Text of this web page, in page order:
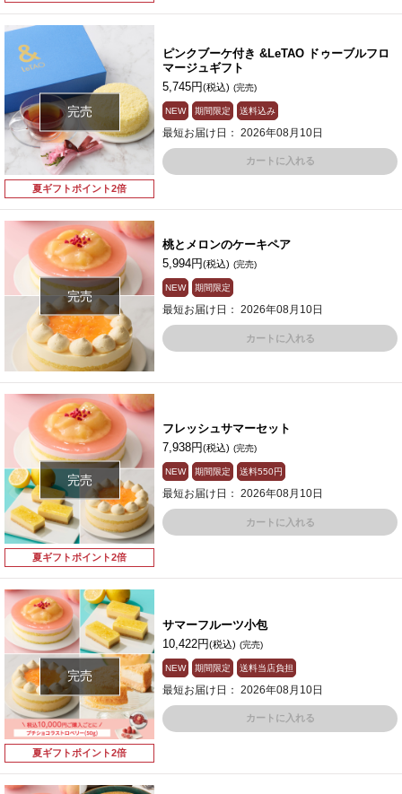
完売
夏ギフトポイント2倍
ピンクブーケ付き &LeTAO ドゥーブルフロ
マージュギフト
5,745円(税込) (完売)
NEW 期間限定 送料込み
最短お届け日： 2026年08月10日
カートに入れる
完売
桃とメロンのケーキペア
5,994円(税込) (完売)
NEW 期間限定
最短お届け日： 2026年08月10日
カートに入れる
完売
夏ギフトポイント2倍
フレッシュサマーセット
7,938円(税込) (完売)
NEW 期間限定 送料550円
最短お届け日： 2026年08月10日
カートに入れる
完売
夏ギフトポイント2倍
サマーフルーツ小包
10,422円(税込) (完売)
NEW 期間限定 送料当店負担
最短お届け日： 2026年08月10日
カートに入れる